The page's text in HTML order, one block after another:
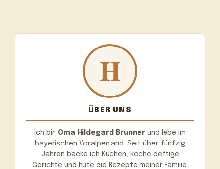
ÜBER UNS
Ich bin Oma Hildegard Brunner und lebe im
bayerischen Voralpenland. Seit über fünfzig
Jahren backe ich Kuchen, koche deftige
Gerichte und hüte die Rezepte meiner Familie.